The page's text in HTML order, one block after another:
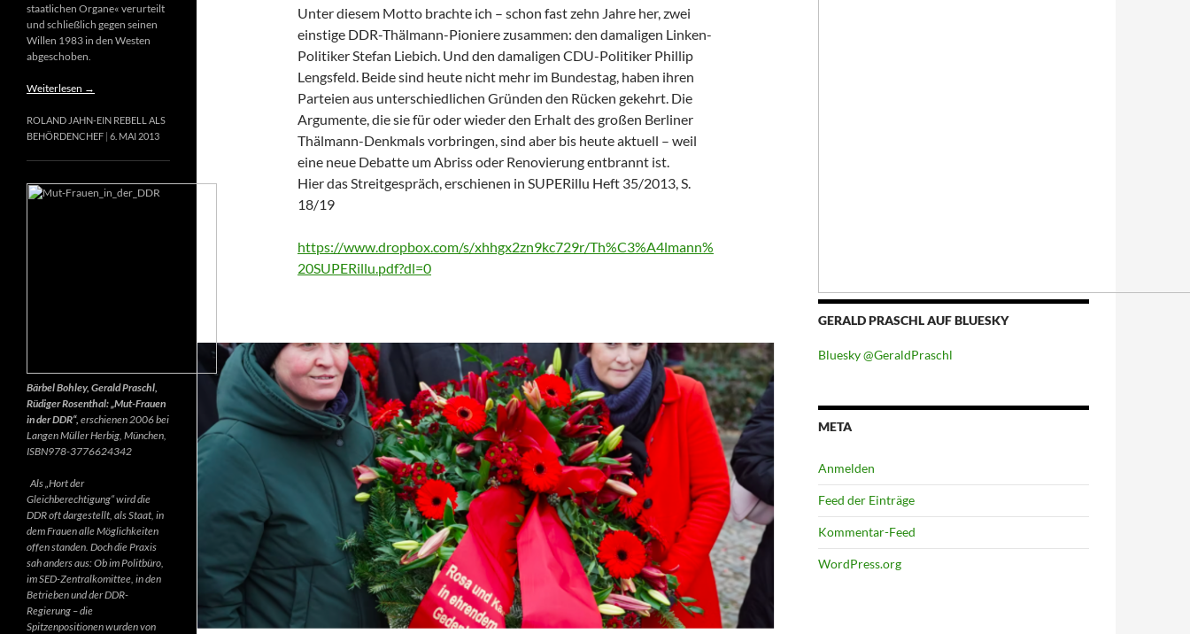
Unter diesem Motto brachte ich – schon fast zehn Jahre her, zwei
einstige DDR-Thälmann-Pioniere zusammen: den damaligen Linken-
Politiker Stefan Liebich. Und den damaligen CDU-Politiker Phillip
Lengsfeld. Beide sind heute nicht mehr im Bundestag, haben ihren
Parteien aus unterschiedlichen Gründen den Rücken gekehrt. Die
Argumente, die sie für oder wieder den Erhalt des großen Berliner
Thälmann-Denkmals vorbringen, sind aber bis heute aktuell – weil
eine neue Debatte um Abriss oder Renovierung entbrannt ist.
Hier das Streitgespräch, erschienen in SUPERillu Heft 35/2013, S.
18/19
https://www.dropbox.com/s/xhhgx2zn9kc729r/Th%C3%A4lmann%
20SUPERillu.pdf?dl=0
GERALD PRASCHL AUF BLUESKY
Bluesky @GeraldPraschl
META
Anmelden
Feed der Einträge
Kommentar-Feed
WordPress.org
staatlichen Organe« verurteilt
und schließlich gegen seinen
Willen 1983 in den Westen
abgeschoben.
Weiterlesen →
ROLAND JAHN-EIN REBELL ALS
BEHÖRDENCHEF 6. MAI 2013
Bärbel Bohley, Gerald Praschl,
Rüdiger Rosenthal: „Mut-Frauen
in der DDR“, erschienen 2006 bei
Langen Müller Herbig, München,
ISBN978-3776624342
Als „Hort der
Gleichberechtigung“ wird die
DDR oft dargestellt, als Staat, in
dem Frauen alle Möglichkeiten
offen standen. Doch die Praxis
sah anders aus: Ob im Politbüro,
im SED-Zentralkomittee, in den
Betrieben und der DDR-
Regierung – die
Spitzenpositionen wurden von